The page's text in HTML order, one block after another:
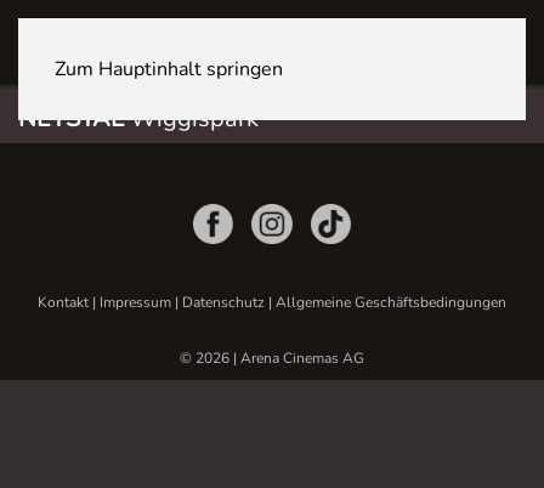
Zum Hauptinhalt springen
NETSTALWiggispark
Kontakt| Impressum | Datenschutz | Allgemeine Geschäftsbedingungen
© 2026 | Arena Cinemas AG